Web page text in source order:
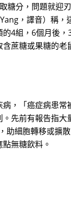
糖分，問題就迎
，譯音）稱
4組，6個月後
蔗糖或果糖的老
，「癌症病患
先前有報告指
助細胞轉移或擴
無糖飲料。